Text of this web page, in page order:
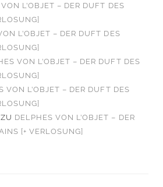
L’OBJET – DER DUFT DES
L’OBJET – DER DUFT DES
VON L’OBJET – DER DUFT DES
VON L’OBJET – DER DUFT DES
ZU DELPHES VON L’OBJET – DER
[+ VERLOSUNG]